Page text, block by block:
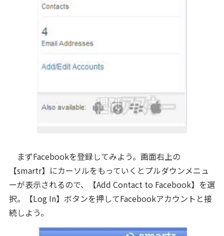
まずFacebookを登録してみよう。画面右上の
【smartr】にカーソルをもっていくとプルダウンメニュ
ーが表示されるので、【Add Contact to Facebook】を選
択。【Log In】ボタンを押してFacebookアカウントと接
続しよう。